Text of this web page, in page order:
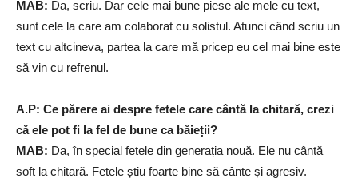
MAB: Da, scriu. Dar cele mai bune piese ale mele cu text,
sunt cele la care am colaborat cu solistul. Atunci când scriu un
text cu altcineva, partea la care mă pricep eu cel mai bine este
să vin cu refrenul.
A.P: Ce părere ai despre fetele care cântă la chitară, crezi
că ele pot fi la fel de bune ca băieții?
MAB: Da, în special fetele din generația nouă. Ele nu cântă
soft la chitară. Fetele știu foarte bine să cânte și agresiv.